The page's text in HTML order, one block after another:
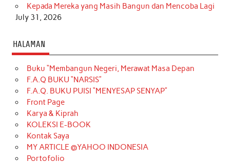
Kepada Mereka yang Masih Bangun dan Mencoba Lagi
July 31, 2026
HALAMAN
Buku “Membangun Negeri, Merawat Masa Depan
F.A.Q BUKU “NARSIS”
F.A.Q. BUKU PUISI “MENYESAP SENYAP”
Front Page
Karya & Kiprah
KOLEKSI E-BOOK
Kontak Saya
MY ARTICLE @YAHOO INDONESIA
Portofolio